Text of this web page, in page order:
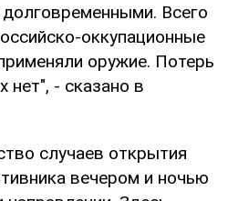
Всего
оккупационные
оружие. Потерь
нет", - сказано в
случаев открытия
вечером и ночью